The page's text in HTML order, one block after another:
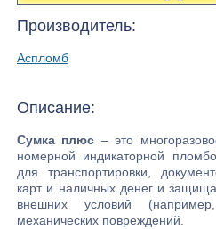
Производитель:
Аспломб
Описание:
Сумка плюс – это
номерной индикаторной
для транспортировки,
карт и наличных денег и
внешних условий
механических повреждений.